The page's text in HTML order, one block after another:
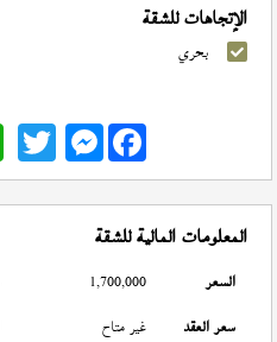
الإتجاهات للشقة
بحري
Messenger
المعلومات المالية للشقة
السعر 1,700,000
سعر العقد
غير متاح